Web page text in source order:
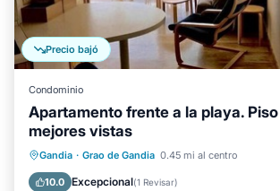
Precio bajó
Condominio
Apartamento frente a la playa.
mejores vistas
Gandia · Grao de Gandia 0.45 mi al centro
10.0 Excepcional(1 Revisar)
Frente al mar Piscina
Vistas